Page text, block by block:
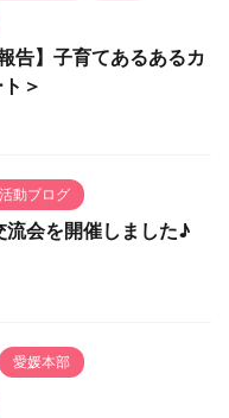
告】子育てあるあるカ
＞
動ブログ
会を開催しました♪
愛媛本部